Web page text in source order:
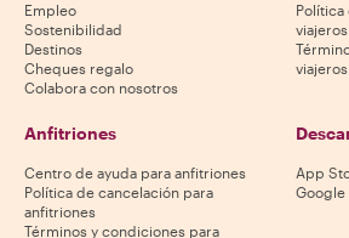
Empleo
Sostenibilidad
Destinos
Cheques regalo
Colabora con nosotros
Política
viajeros
viajeros
Anfitriones
Centro de ayuda para anfitriones
Política de cancelación para
anfitriones
Términos y condiciones para
App
Google